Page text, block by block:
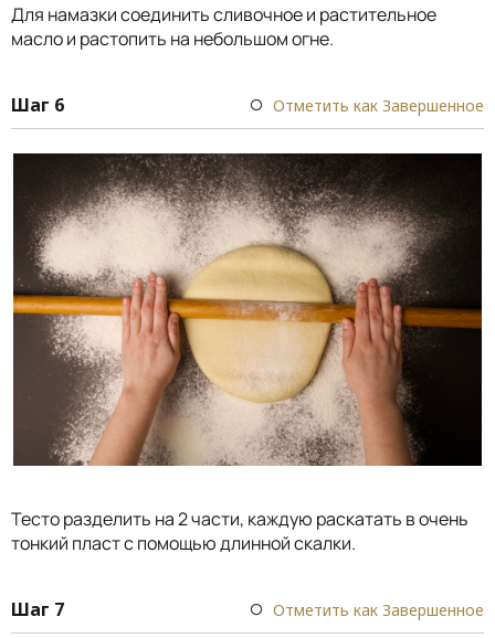
Для намазки соединить сливочное и растительное
масло и растопить на небольшом огне.
Шаг 6 Отметить как Завершенное
Тесто разделить на 2 части, каждую раскатать в очень
тонкий пласт с помощью длинной скалки.
Шаг 7 Отметить как Завершенное